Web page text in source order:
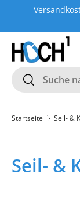
DIREKT
Suchen
Suchen
Startseite Seil- &
Seil- &